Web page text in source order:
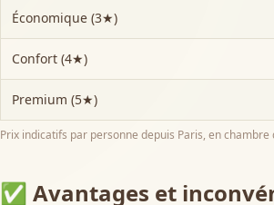
Économique (3★)
Confort (4★)
Premium (5★)
Prix indicatifs par personne depuis Paris, en
✅ Avantages et